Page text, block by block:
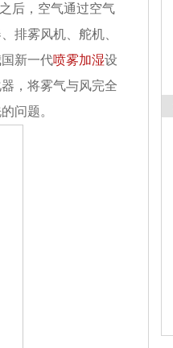
后，空气通过空气
排雾风机、舵机、
新一代喷雾加湿设
，将雾气与风完全
问题。